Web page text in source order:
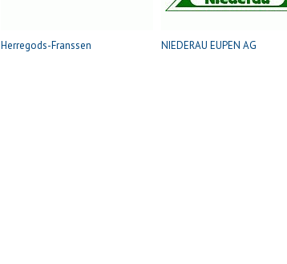
Herregods-Franssen NIEDERAU EUPEN AG